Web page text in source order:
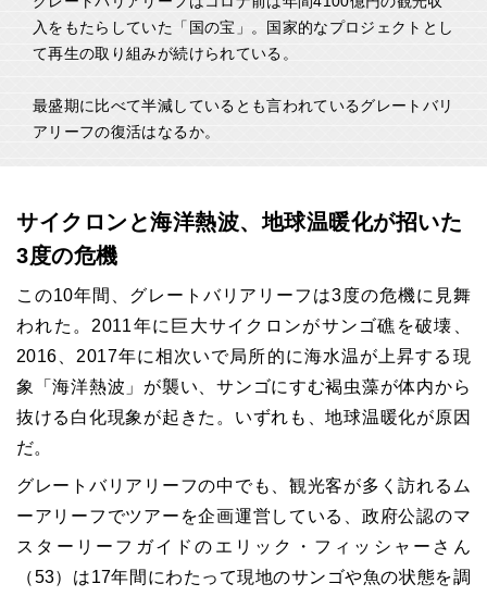
入をもたらしていた「国の宝」。国家的なプロジェクトとし
て再生の取り組みが続けられている。
最盛期に比べて半減しているとも言われているグレートバリ
アリーフの復活はなるか。
サイクロンと海洋熱波、地球温暖化が招いた
3度の危機
この10年間、グレートバリアリーフは3度の危機に見舞
われた。2011年に巨大サイクロンがサンゴ礁を破壊、
2016、2017年に相次いで局所的に海水温が上昇する現
象「海洋熱波」が襲い、サンゴにすむ褐虫藻が体内から
抜ける白化現象が起きた。いずれも、地球温暖化が原因
だ。
グレートバリアリーフの中でも、観光客が多く訪れるム
ーアリーフでツアーを企画運営している、政府公認のマ
スターリーフガイドのエリック・フィッシャーさん
（53）は17年間にわたって現地のサンゴや魚の状態を調